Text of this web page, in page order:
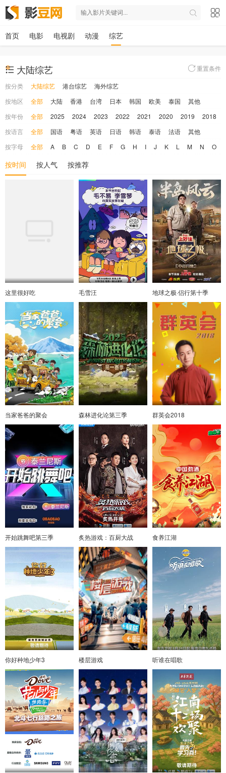
首页 电影 电视剧 动漫 综艺
重置条件
大陆综艺
按分类 大陆综艺 港台综艺
海外综艺
按地区
全部 大陆 香港 台湾 日本 韩国 欧美 泰国
其他
按年份
全部 2025 2024 2023 2022 2021 2020 2019 2018
按语言
全部 国语 粤语 英语 日语 韩语 泰语 法语
其他
按字母
全部 A B C D E F G H I J K L M N O
按时间 按人气 按推荐
这里很好吃 毛雪汪 地球之极·侣行第十季
当家爸爸的聚会 森林进化论第三季 群英会2018
开始跳舞吧第三季 炙热游戏：百厨大战 食养江湖
你好种地少年3 楼层游戏 听谁在唱歌